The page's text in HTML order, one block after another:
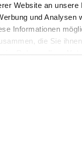
Website an unsere
und Analysen
Informationen
die Sie